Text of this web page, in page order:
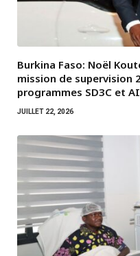
Burkina Faso: Noël
mission de supervision
programmes SD3C et
JUILLET 22, 2026